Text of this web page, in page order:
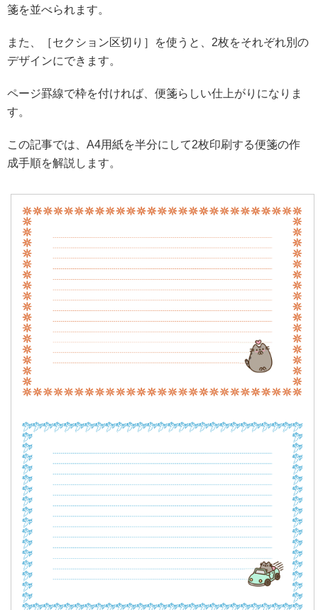
箋を並べられます。
また、［セクション区切り］を使うと、2枚をそれぞれ別の
デザインにできます。
ページ罫線で枠を付ければ、便箋らしい仕上がりになりま
す。
この記事では、A4用紙を半分にして2枚印刷する便箋の作
成手順を解説します。